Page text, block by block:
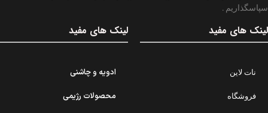
سپاسگذاریم .
لینک های مفید
نات لاین
فروشگاه
لینک های مفید
ادویه و چاشنی
محصولات رژیمی